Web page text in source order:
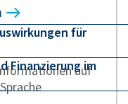
für
Finanzierung im
auf